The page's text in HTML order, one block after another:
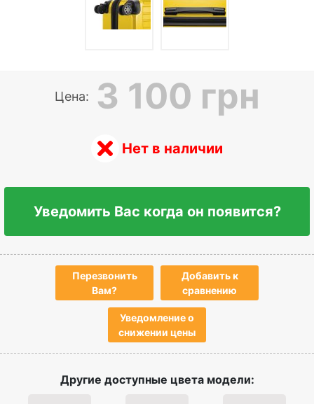
Цена: 3 100 грн
Нет в наличии
Уведомить Вас когда он появится?
Перезвонить
Вам?
Добавить к
сравнению
Уведомление о
снижении цены
Другие доступные цвета модели: